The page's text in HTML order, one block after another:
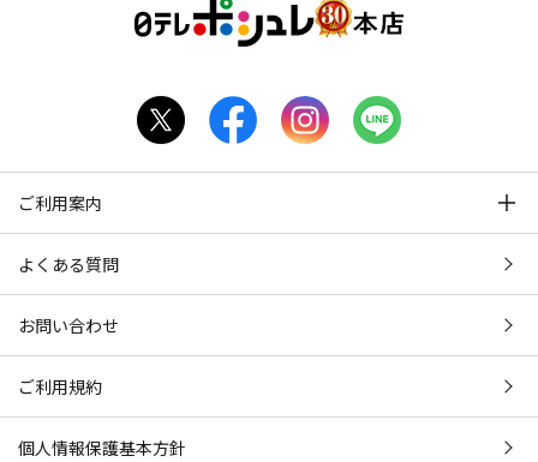
ご利用案内
よくある質問
お問い合わせ
ご利用規約
個人情報保護基本方針